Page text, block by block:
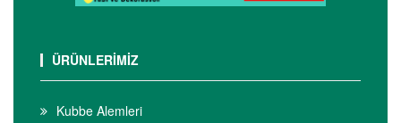
ÜRÜNLERİMİZ
Kubbe Alemleri